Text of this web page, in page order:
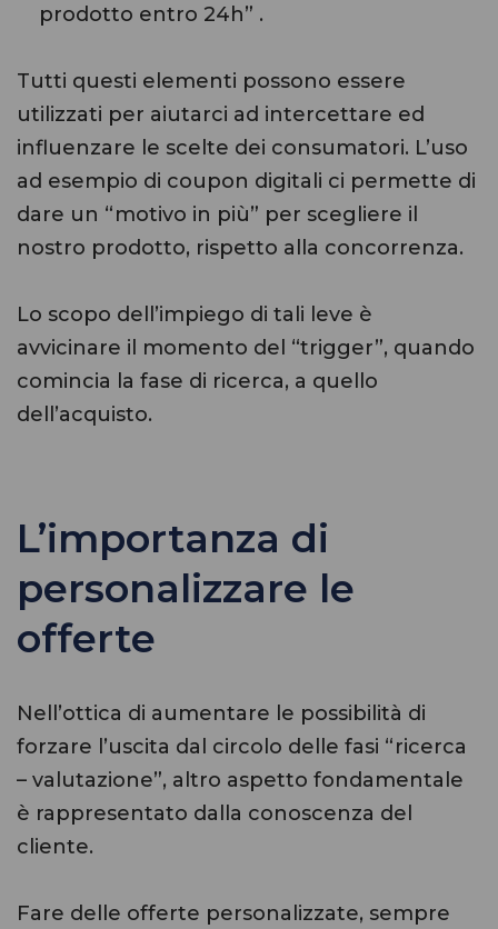
prodotto entro 24h” .
Tutti questi elementi possono essere
utilizzati per aiutarci ad intercettare ed
influenzare le scelte dei consumatori. L’uso
ad esempio di coupon digitali ci permette di
dare un “motivo in più” per scegliere il
nostro prodotto, rispetto alla concorrenza.
Lo scopo dell’impiego di tali leve è
avvicinare il momento del “trigger”, quando
comincia la fase di ricerca, a quello
dell’acquisto.
L’importanza di
personalizzare le
offerte
Nell’ottica di aumentare le possibilità di
forzare l’uscita dal circolo delle fasi “ricerca
– valutazione”, altro aspetto fondamentale
è rappresentato dalla conoscenza del
cliente.
Fare delle offerte personalizzate, sempre